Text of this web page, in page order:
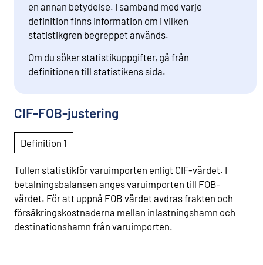
en annan betydelse. I samband med varje
definition finns information om i vilken
statistikgren begreppet används.
Om du söker statistikuppgifter, gå från
definitionen till statistikens sida.
CIF-FOB-justering
Definition 1
Tullen statistikför varuimporten enligt CIF-värdet. I
betalningsbalansen anges varuimporten till FOB-
värdet. För att uppnå FOB värdet avdras frakten och
försäkringskostnaderna mellan inlastningshamn och
destinationshamn från varuimporten.